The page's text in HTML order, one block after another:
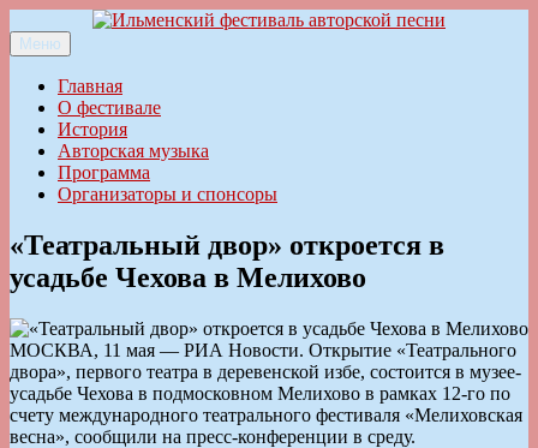
к
содержимому
Ильменский фестиваль авторской песни
Меню
Главная
О фестивале
История
Авторская музыка
Программа
Организаторы и спонсоры
«Театральный двор» откроется в
усадьбе Чехова в Мелихово
МОСКВА, 11 мая — РИА Новости. Открытие «Театрального
двора», первого театра в деревенской избе, состоится в музее-
усадьбе Чехова в подмосковном Мелихово в рамках 12-го по
счету международного театрального фестиваля «Мелиховская
весна», сообщили на пресс-конференции в среду.